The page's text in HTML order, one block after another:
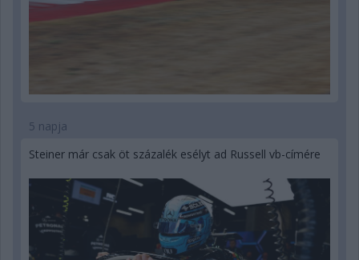
5 napja
Steiner már csak öt százalék esélyt ad Russell vb-címére